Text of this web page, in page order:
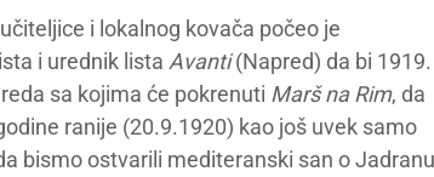
i lokalnog kovača počeo je
i urednik lista Avanti(Napred) da bi 1919.
sa kojima će pokrenuti Marš na Rim, da
ranije (20.9.1920) kao još uvek samo
bismo ostvarili mediteranski san o Jadranu